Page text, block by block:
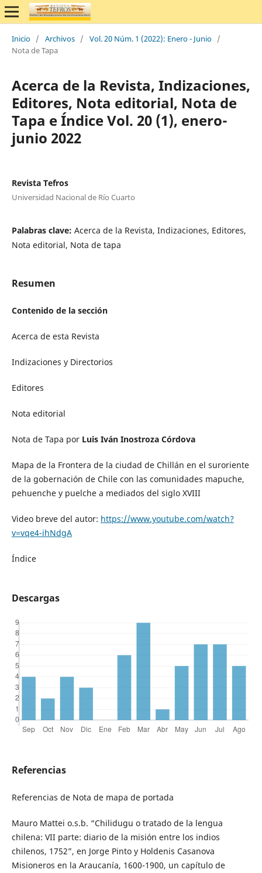
Inicio / Archivos / Vol. 20 Núm. 1 (2022): Enero - Junio /
Nota de Tapa
Acerca de la Revista, Indizaciones,
Editores, Nota editorial, Nota de
Tapa e Índice Vol. 20 (1), enero-
junio 2022
Revista Tefros
Universidad Nacional de Río Cuarto
Palabras clave: Acerca de la Revista, Indizaciones, Editores,
Nota editorial, Nota de tapa
Resumen
Contenido de la sección
Acerca de esta Revista
Indizaciones y Directorios
Editores
Nota editorial
Nota de Tapa por Luis Iván Inostroza Córdova
Mapa de la Frontera de la ciudad de Chillán en el suroriente
de la gobernación de Chile con las comunidades mapuche,
pehuenche y puelche a mediados del siglo XVIII
Video breve del autor: https://www.youtube.com/watch?
v=vqe4-ihNdgA
Índice
Descargas
Referencias
Referencias de Nota de mapa de portada
Mauro Mattei o.s.b. “Chilidugu o tratado de la lengua
chilena: VII parte: diario de la misión entre los indios
chilenos, 1752”, en Jorge Pinto y Holdenis Casanova
Misioneros en la Araucanía, 1600-1900, un capítulo de